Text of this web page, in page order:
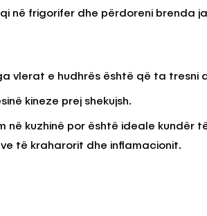
në frigorifer dhe përdoreni brenda
vlerat e hudhrës është që ta tresni
kineze prej shekujsh.
në kuzhinë por është ideale kundër
të kraharorit dhe inflamacionit.